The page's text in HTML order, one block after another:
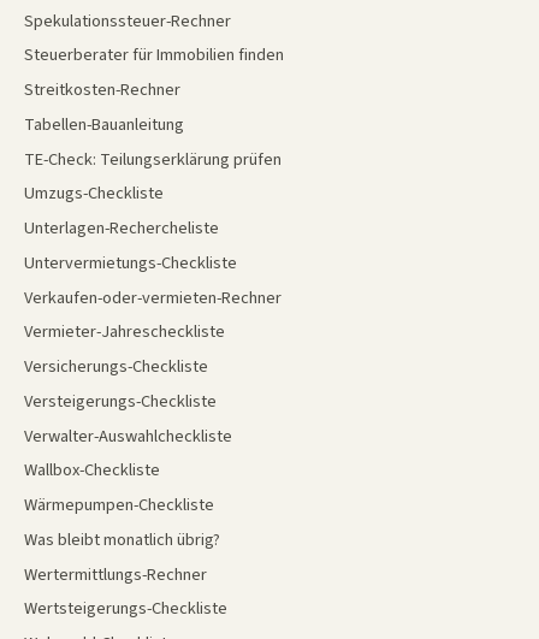
Spekulationssteuer-Rechner
Steuerberater für Immobilien finden
Streitkosten-Rechner
Tabellen-Bauanleitung
TE-Check: Teilungserklärung prüfen
Umzugs-Checkliste
Unterlagen-Rechercheliste
Untervermietungs-Checkliste
Verkaufen-oder-vermieten-Rechner
Vermieter-Jahrescheckliste
Versicherungs-Checkliste
Versteigerungs-Checkliste
Verwalter-Auswahlcheckliste
Wallbox-Checkliste
Wärmepumpen-Checkliste
Was bleibt monatlich übrig?
Wertermittlungs-Rechner
Wertsteigerungs-Checkliste